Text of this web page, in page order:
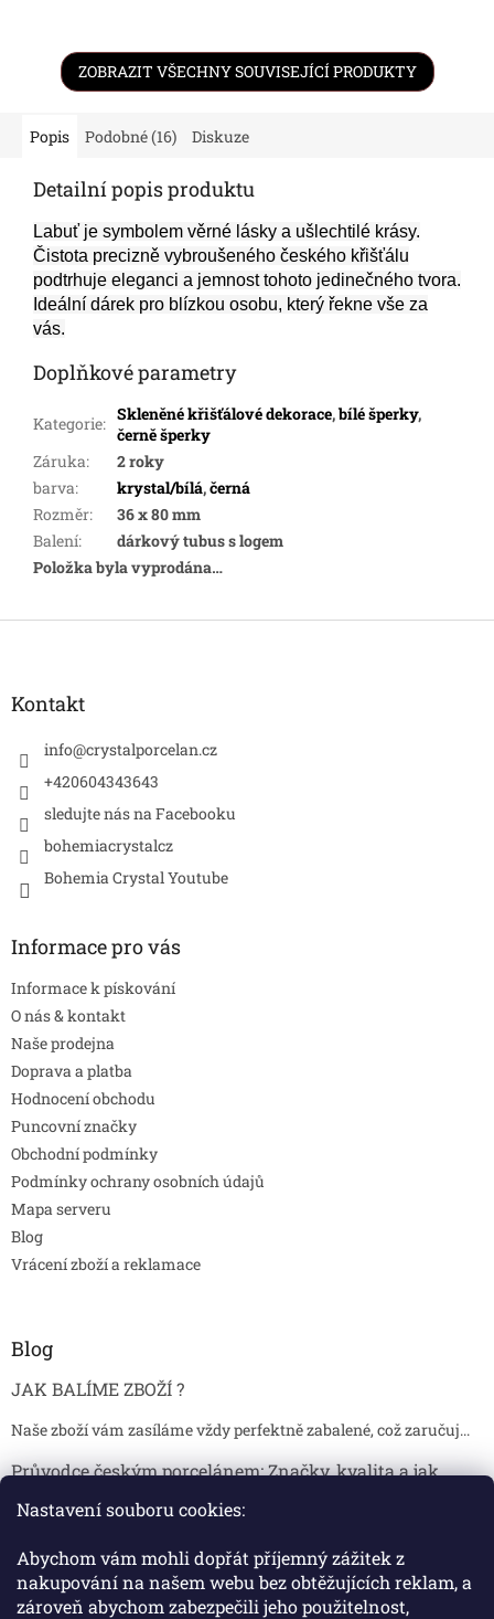
Nastavení souboru cookies:
Abychom vám mohli dopřát příjemný zážitek z
nakupování na našem webu bez obtěžujících reklam, a
zároveň abychom zabezpečili jeho použitelnost,
ZOBRAZIT VŠECHNY SOUVISEJÍCÍ PRODUKTY
Popis Podobné (16) Diskuze
Detailní popis produktu
Labuť je symbolem věrné lásky a ušlechtilé krásy.
Čistota precizně vybroušeného českého křišťálu
podtrhuje eleganci a jemnost tohoto jedinečného tvora.
Ideální dárek pro blízkou osobu, který řekne vše za
vás.
Doplňkové parametry
Kategorie: Skleněné křišťálové dekorace,bílé šperky,
černě šperky
Záruka:
2 roky
barva: krystal/bílá,černá
Rozměr:
36 x 80 mm
Balení:
dárkový tubus s logem
Položka byla vyprodána…
Z
Kontakt
info@crystalporcelan.cz
+420604343643
sledujte nás na Facebooku
bohemiacrystalcz
Bohemia Crystal Youtube
Informace pro vás
Informace k pískování
O nás & kontakt
Naše prodejna
Doprava a platba
Hodnocení obchodu
Puncovní značky
Obchodní podmínky
Podmínky ochrany osobních údajů
Mapa serveru
Blog
Vrácení zboží a reklamace
Blog
JAK BALÍME ZBOŽÍ ?
Naše zboží vám zasíláme vždy perfektně zabalené, což zaručuj...
Průvodce českým porcelánem: Značky, kvalita a jak
Jak skladovat broušené sklenice, aby se nepoškodily?
Broušené sklenice jsou symbolem elegance, tradice a luxusu. ...